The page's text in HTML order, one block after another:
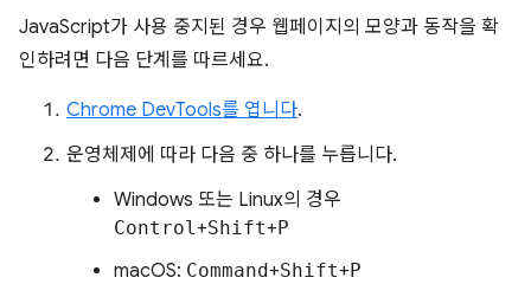
JavaScript가 사용 중지된 경우 웹페이지의 모양과 동작을 확
인하려면 다음 단계를 따르세요.
Chrome DevTools를 엽니다.
운영체제에 따라 다음 중 하나를 누릅니다.
Windows 또는 Linux의 경우
Control+Shift+P
macOS: Command+Shift+P